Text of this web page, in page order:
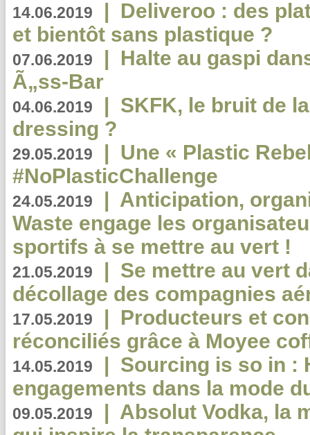
14.06.2019 | Deliveroo : des
et bientôt sans plastique ?
07.06.2019 | Halte au gaspi
Ã„ss-Bar
04.06.2019 | SKFK, le bruit de
dressing ?
29.05.2019 | Une « Plastic
#NoPlasticChallenge
24.05.2019 | Anticipation,
Waste engage les
sportifs à se mettre au vert !
21.05.2019 | Se mettre au vert
décollage des compagnies
17.05.2019 | Producteurs et
réconciliés grâce à Moyee
14.05.2019 | Sourcing is so in :
engagements dans la mode
09.05.2019 | Absolut Vodka, la